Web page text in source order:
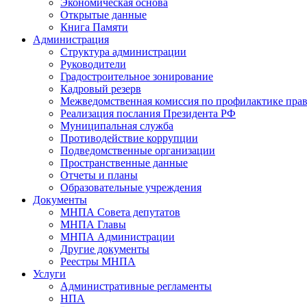
Экономическая основа
Открытые данные
Книга Памяти
Администрация
Структура администрации
Руководители
Градостроительное зонирование
Кадровый резерв
Межведомственная комиссия по профилактике
Реализация послания Президента РФ
Муниципальная служба
Противодействие коррупции
Подведомственные организации
Пространственные данные
Отчеты и планы
Образовательные учреждения
Документы
МНПА Совета депутатов
МНПА Главы
МНПА Администрации
Другие документы
Реестры МНПА
Услуги
Административные регламенты
НПА